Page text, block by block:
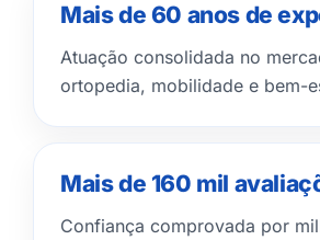
Mais de 60 anos de
Atuação consolidada no
ortopedia, mobilidade e bem-
Mais de 160 mil
Confiança comprovada por